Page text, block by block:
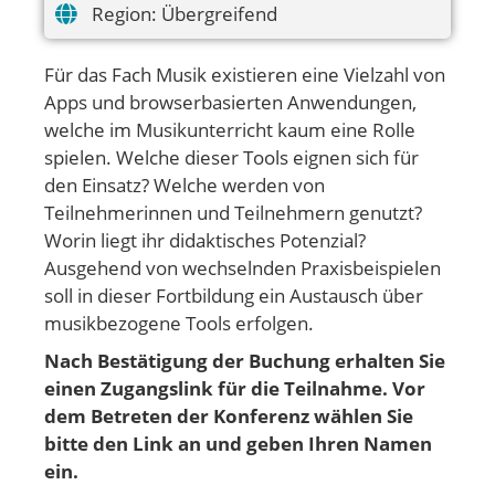
Region: Übergreifend
Für das Fach Musik existieren eine Vielzahl von
Apps und browserbasierten Anwendungen,
welche im Musikunterricht kaum eine Rolle
spielen. Welche dieser Tools eignen sich für
den Einsatz? Welche werden von
Teilnehmerinnen und Teilnehmern genutzt?
Worin liegt ihr didaktisches Potenzial?
Ausgehend von wechselnden Praxisbeispielen
soll in dieser Fortbildung ein Austausch über
musikbezogene Tools erfolgen.
Nach Bestätigung der Buchung erhalten Sie
einen Zugangslink für die Teilnahme. Vor
dem Betreten der Konferenz wählen Sie
bitte den Link an und geben Ihren Namen
ein.